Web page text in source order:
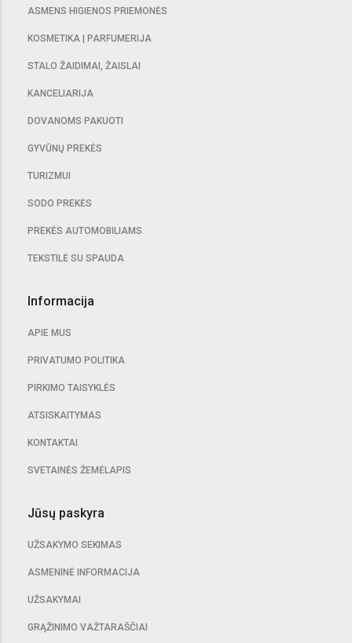
ASMENS HIGIENOS PRIEMONĖS
KOSMETIKA | PARFUMERIJA
STALO ŽAIDIMAI, ŽAISLAI
KANCELIARIJA
DOVANOMS PAKUOTI
GYVŪNŲ PREKĖS
TURIZMUI
SODO PREKĖS
PREKĖS AUTOMOBILIAMS
TEKSTILĖ SU SPAUDA
Informacija
APIE MUS
PRIVATUMO POLITIKA
PIRKIMO TAISYKLĖS
ATSISKAITYMAS
KONTAKTAI
SVETAINĖS ŽEMĖLAPIS
Jūsų paskyra
UŽSAKYMO SEKIMAS
ASMENINĖ INFORMACIJA
UŽSAKYMAI
GRĄŽINIMO VAŽTARAŠČIAI